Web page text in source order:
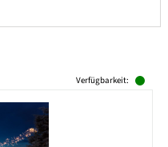
Verfügbarkeit: